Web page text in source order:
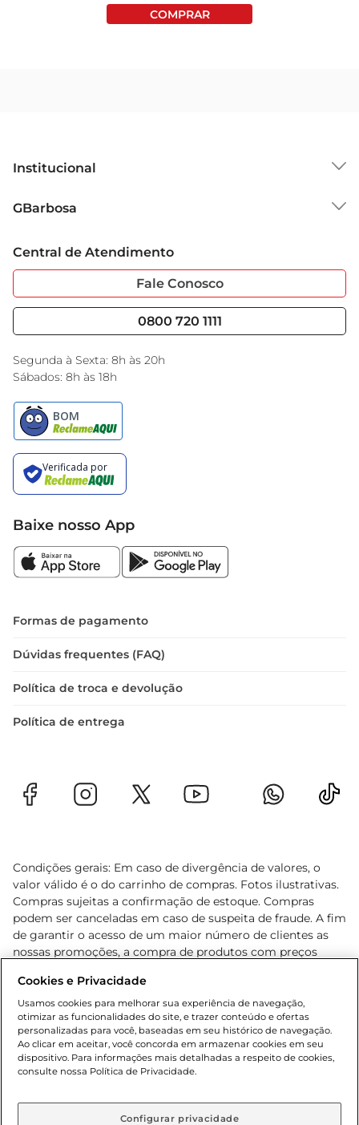
Institucional
Grupo Cencosud
Sobre Privacidade
Portal do Fornecedo
Nossas Lojas
GBarbosa
Garantia Estendida
Serviços
Black Friday
Encarte do Dia
Central de Atendimento
Fale Conosco
0800 720 1111
Segunda à Sexta: 8h às 20h
Sábados: 8h às 18h
Baixe nosso App
Formas de pagamento
Dúvidas frequentes (FAQ)
Política de troca e devolução
Política de entrega
Condições gerais: Em caso de divergência de valores, o
valor válido é o do carrinho de compras. Fotos ilustrativas.
Compras sujeitas a confirmação de estoque. Compras
podem ser canceladas em caso de suspeita de fraude. A fim
de garantir o acesso de um maior número de clientes as
nossas promoções, a compra de produtos com preços
cliente. Os preços, ofertas e condições são exclusivos para
o e-commerce e válidos durante o dia de hoje, podendo
sofrer alterações sem prévia notificação. Proibida a venda
de bebidas alcoólicas para menores de 18 anos, conforme
Lei n.º 8069/90, art. 81, inciso II (Estatuto da Criança e do
Adolescente). Preços e condições exclusivos para o
aviso prévio. O valor mínimo para as compras on-line é de
Cookies e Privacidade
Usamos cookies para melhorar sua experiência de navegação,
otimizar as funcionalidades do site, e trazer conteúdo e ofertas
personalizadas para você, baseadas em seu histórico de navegação.
Ao clicar em aceitar, você concorda em armazenar cookies em seu
dispositivo. Para informações mais detalhadas a respeito de cookies,
consulte nossa Política de Privacidade.
Configurar privacidade